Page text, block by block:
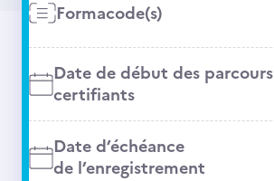
Formacode(s)
Date de début des parcours
certifiants
Date d’échéance
de l’enregistrement